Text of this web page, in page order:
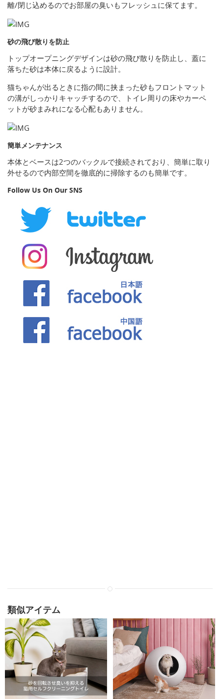
離/閉じ込めるのでお部屋の臭いもフレッシュに保てます。
砂の飛び散りを防止
トップオープニングデザインは砂の飛び散りを防止し、蓋に
落ちた砂は本体に戻るように設計。
猫ちゃんが出るときに指の間に挟まった砂もフロントマット
の溝がしっかりキャッチするので、トイレ周りの床やカーペ
ットが砂まみれになる心配もありません。
簡単メンテナンス
本体とベースは2つのバックルで接続されており、簡単に取り
外せるので内部空間を徹底的に掃除するのも簡単です。
Follow Us On Our SNS
類似アイテム